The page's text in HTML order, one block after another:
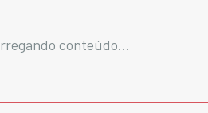
conteúdo...